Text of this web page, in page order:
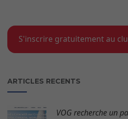
S'inscrire gratuitement au
ARTICLES RECENTS
VOG recherche un